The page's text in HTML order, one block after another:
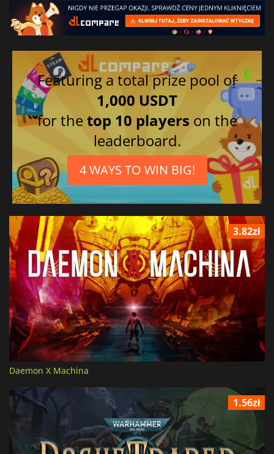
Featuring a total prize pool of
1,000 USDT
for thetop 10 players on the
leaderboard.
4 WAYS TO WIN BIG!
3.82zł
Daemon X Machina
1.56zł